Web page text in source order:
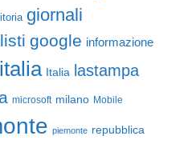
giornali
google informazione
italia Italia lastampa
microsoft milano Mobile
piemonte repubblica